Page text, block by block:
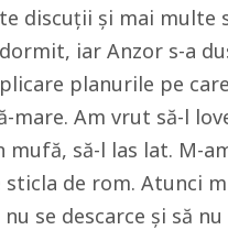
discuții și mai multe
iar Anzor s-a
planurile pe
mare. Am vrut să-l
mufă, să-l las lat. M-
sticla de rom. Atunci
se descarce și să